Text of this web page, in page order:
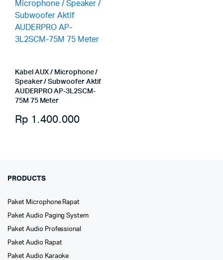
Kabel AUX / Microphone /
Speaker / Subwoofer Aktif
AUDERPRO AP-3L2SCM-
75M 75 Meter
Rp 1.400.000
PRODUCTS
Paket Microphone Rapat
Paket Audio Paging System
Paket Audio Professional
Paket Audio Rapat
Paket Audio Karaoke